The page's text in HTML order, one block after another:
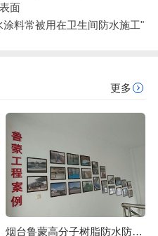
面
料常被用在卫生间防水施工"
更多
烟台鲁蒙高分子树脂防水防腐涂料可防止混凝土浒苔附着